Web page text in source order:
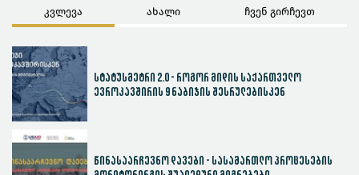
კვლევა ახალი ჩვენ გირჩევთ
სტატუსმეტრი 2.0 - როგორ მიდის საქართველო
ევროკავშირის 9 ნაბიჯის შესრულებისკენ
წინასაარჩევნო დავები - სასამართლო პროცესების